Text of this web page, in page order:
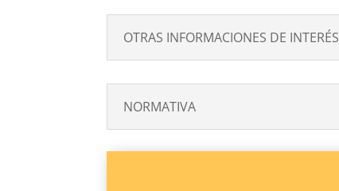
OTRAS INFORMACIONES DE INTERÉS
NORMATIVA